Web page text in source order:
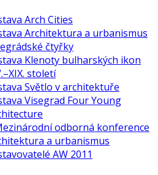
Arch Cities
Architektura a urbanismus
čtyřky
Klenoty bulharských ikon
století
Světlo v architektuře
Visegrad Four Young
odborná konference
a urbanismus
AW 2011